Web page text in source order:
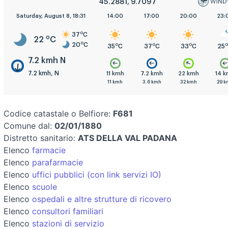
45.2881, 9.7097
Saturday, August 8, 18:31
22 oC
37 oC
20oC
7.2 kmh N
7.2 kmh, N
kmh
8:00
11 kmh
11:00
30oC
14:00
35 oC
11 kmh
11 kmh
17:00
37 oC
7.2 kmh
3.6 kmh
20:00
33 oC
22 kmh
32 kmh
25 o
14
29
Codice catastale o Belfiore: F681
Comune dal: 02/01/1880
Distretto sanitario: ATS DELLA VAL PADANA
Elenco farmacie
Elenco parafarmacie
Elenco uffici pubblici (con link servizi IO)
Elenco scuole
Elenco ospedali e altre strutture di ricovero
Elenco consultori familiari
Elenco stazioni di servizio